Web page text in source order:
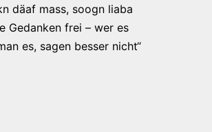
däaf mass, soogn liaba
Gedanken frei – wer es
es, sagen besser nicht“